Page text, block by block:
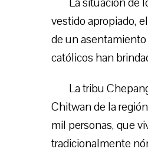
vestido apropiado,
de un
católicos han
La tribu
Chitwan de la
mil personas, que
tradicionalmente